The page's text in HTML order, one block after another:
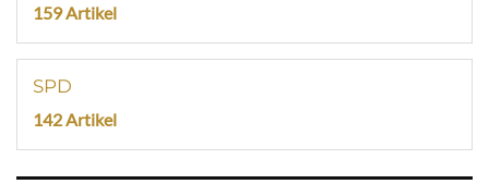
159 Artikel
SPD
142 Artikel